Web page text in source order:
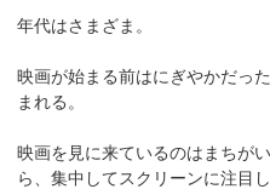
年代はさまざま。
映画が始まる前はにぎやかだっ
まれる。
映画を見に来ているのはまちが
ら、集中してスクリーンに注目